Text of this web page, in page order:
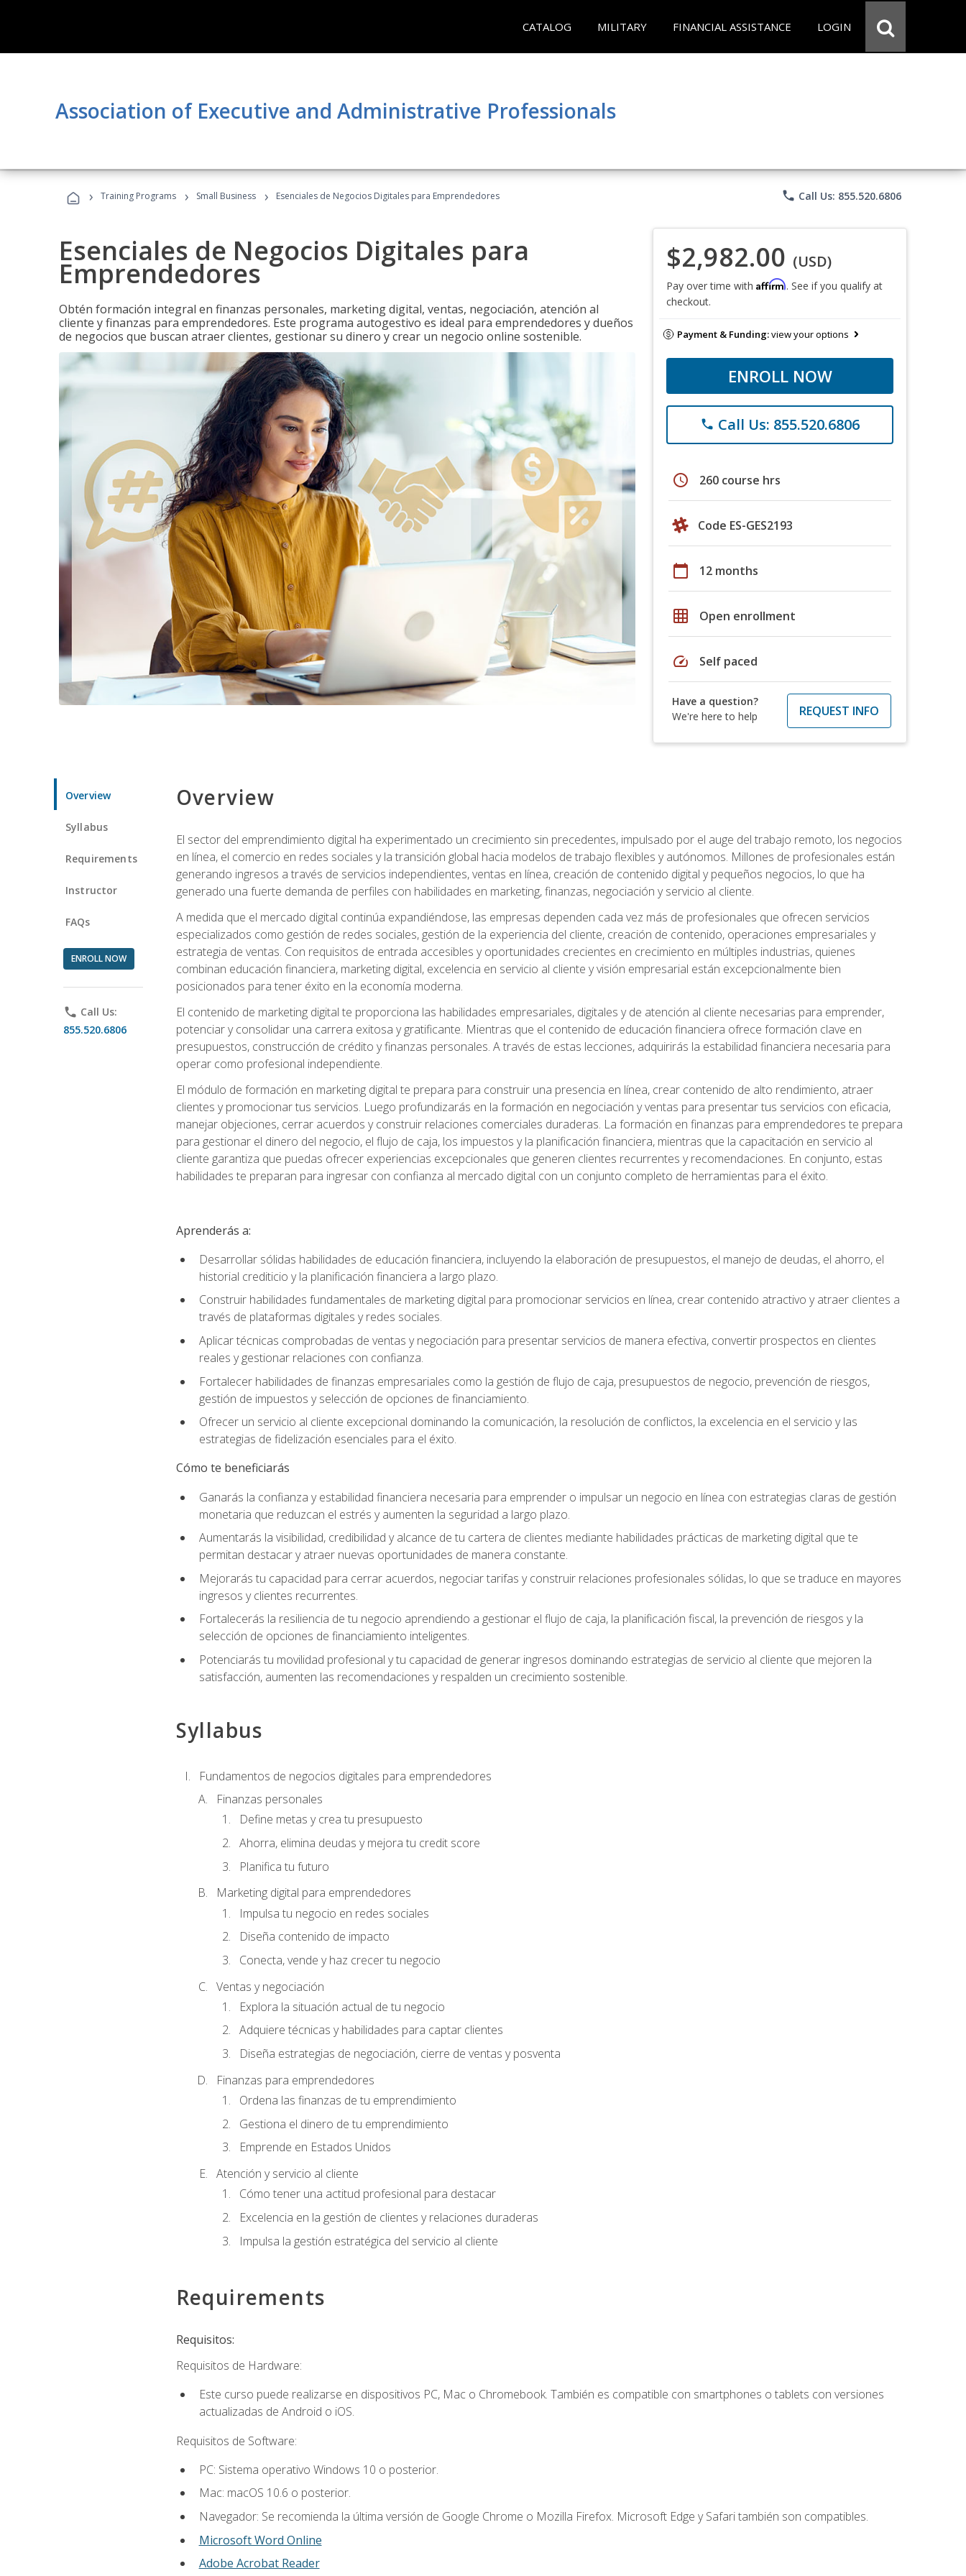
CATALOG MILITARY FINANCIAL ASSISTANCE LOGIN
Association of Executive and Administrative Professionals
› Training Programs › Small Business › Esenciales de Negocios Digitales para Emprendedores phone Call Us: 855.520.6806
Esenciales de Negocios Digitales para
Emprendedores
Obtén formación integral en finanzas personales, marketing digital, ventas, negociación, atención al
cliente y finanzas para emprendedores. Este programa autogestivo es ideal para emprendedores y dueños
de negocios que buscan atraer clientes, gestionar su dinero y crear un negocio online sostenible.
$2,982.00 (USD)
Pay over time with Affirm. See if you qualify at
checkout.
Payment & Funding:view your options
ENROLL NOW
phone Call Us: 855.520.6806
schedule 260 course hrs
Code ES-GES2193
calendar_today 12 months
grid_on Open enrollment
speed Self paced
Have a question?
We're here to help
REQUEST INFO
Overview
Syllabus
Requirements
Instructor
FAQs
ENROLL NOW
phone Call Us:
855.520.6806
Overview
El sector del emprendimiento digital ha experimentado un crecimiento sin precedentes, impulsado por el auge del trabajo remoto, los negocios
en línea, el comercio en redes sociales y la transición global hacia modelos de trabajo flexibles y autónomos. Millones de profesionales están
generando ingresos a través de servicios independientes, ventas en línea, creación de contenido digital y pequeños negocios, lo que ha
generado una fuerte demanda de perfiles con habilidades en marketing, finanzas, negociación y servicio al cliente.
A medida que el mercado digital continúa expandiéndose, las empresas dependen cada vez más de profesionales que ofrecen servicios
especializados como gestión de redes sociales, gestión de la experiencia del cliente, creación de contenido, operaciones empresariales y
estrategia de ventas. Con requisitos de entrada accesibles y oportunidades crecientes en crecimiento en múltiples industrias, quienes
combinan educación financiera, marketing digital, excelencia en servicio al cliente y visión empresarial están excepcionalmente bien
posicionados para tener éxito en la economía moderna.
El contenido de marketing digital te proporciona las habilidades empresariales, digitales y de atención al cliente necesarias para emprender,
potenciar y consolidar una carrera exitosa y gratificante. Mientras que el contenido de educación financiera ofrece formación clave en
presupuestos, construcción de crédito y finanzas personales. A través de estas lecciones, adquirirás la estabilidad financiera necesaria para
operar como profesional independiente.
El módulo de formación en marketing digital te prepara para construir una presencia en línea, crear contenido de alto rendimiento, atraer
clientes y promocionar tus servicios. Luego profundizarás en la formación en negociación y ventas para presentar tus servicios con eficacia,
manejar objeciones, cerrar acuerdos y construir relaciones comerciales duraderas. La formación en finanzas para emprendedores te prepara
para gestionar el dinero del negocio, el flujo de caja, los impuestos y la planificación financiera, mientras que la capacitación en servicio al
cliente garantiza que puedas ofrecer experiencias excepcionales que generen clientes recurrentes y recomendaciones. En conjunto, estas
habilidades te preparan para ingresar con confianza al mercado digital con un conjunto completo de herramientas para el éxito.
Aprenderás a:
Desarrollar sólidas habilidades de educación financiera, incluyendo la elaboración de presupuestos, el manejo de deudas, el ahorro, el
historial crediticio y la planificación financiera a largo plazo.
Construir habilidades fundamentales de marketing digital para promocionar servicios en línea, crear contenido atractivo y atraer clientes a
través de plataformas digitales y redes sociales.
Aplicar técnicas comprobadas de ventas y negociación para presentar servicios de manera efectiva, convertir prospectos en clientes
reales y gestionar relaciones con confianza.
Fortalecer habilidades de finanzas empresariales como la gestión de flujo de caja, presupuestos de negocio, prevención de riesgos,
gestión de impuestos y selección de opciones de financiamiento.
Ofrecer un servicio al cliente excepcional dominando la comunicación, la resolución de conflictos, la excelencia en el servicio y las
estrategias de fidelización esenciales para el éxito.
Cómo te beneficiarás
Ganarás la confianza y estabilidad financiera necesaria para emprender o impulsar un negocio en línea con estrategias claras de gestión
monetaria que reduzcan el estrés y aumenten la seguridad a largo plazo.
Aumentarás la visibilidad, credibilidad y alcance de tu cartera de clientes mediante habilidades prácticas de marketing digital que te
permitan destacar y atraer nuevas oportunidades de manera constante.
Mejorarás tu capacidad para cerrar acuerdos, negociar tarifas y construir relaciones profesionales sólidas, lo que se traduce en mayores
ingresos y clientes recurrentes.
Fortalecerás la resiliencia de tu negocio aprendiendo a gestionar el flujo de caja, la planificación fiscal, la prevención de riesgos y la
selección de opciones de financiamiento inteligentes.
Potenciarás tu movilidad profesional y tu capacidad de generar ingresos dominando estrategias de servicio al cliente que mejoren la
satisfacción, aumenten las recomendaciones y respalden un crecimiento sostenible.
Syllabus
Fundamentos de negocios digitales para emprendedores
Finanzas personales
Define metas y crea tu presupuesto
Ahorra, elimina deudas y mejora tu credit score
Planifica tu futuro
Marketing digital para emprendedores
Impulsa tu negocio en redes sociales
Diseña contenido de impacto
Conecta, vende y haz crecer tu negocio
Ventas y negociación
Explora la situación actual de tu negocio
Adquiere técnicas y habilidades para captar clientes
Diseña estrategias de negociación, cierre de ventas y posventa
Finanzas para emprendedores
Ordena las finanzas de tu emprendimiento
Gestiona el dinero de tu emprendimiento
Emprende en Estados Unidos
Atención y servicio al cliente
Cómo tener una actitud profesional para destacar
Excelencia en la gestión de clientes y relaciones duraderas
Impulsa la gestión estratégica del servicio al cliente
Requirements
Requisitos:
Requisitos de Hardware:
Este curso puede realizarse en dispositivos PC, Mac o Chromebook. También es compatible con smartphones o tablets con versiones
actualizadas de Android o iOS.
Requisitos de Software:
PC: Sistema operativo Windows 10 o posterior.
Mac: macOS 10.6 o posterior.
Navegador: Se recomienda la última versión de Google Chrome o Mozilla Firefox. Microsoft Edge y Safari también son compatibles.
Microsoft Word Online
Adobe Acrobat Reader